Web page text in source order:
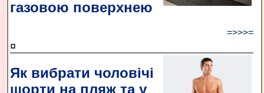
газовою поверхнею
=>>>=
¤
Як вибрати чоловічі
шорти на пляж та у